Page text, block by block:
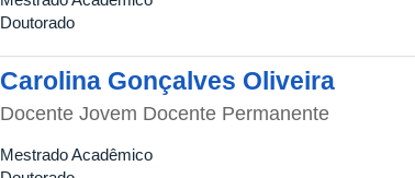
Doutorado
Carolina Gonçalves Oliveira
Docente Jovem Docente Permanente
Mestrado Acadêmico